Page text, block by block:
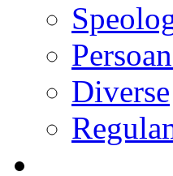
Diverse